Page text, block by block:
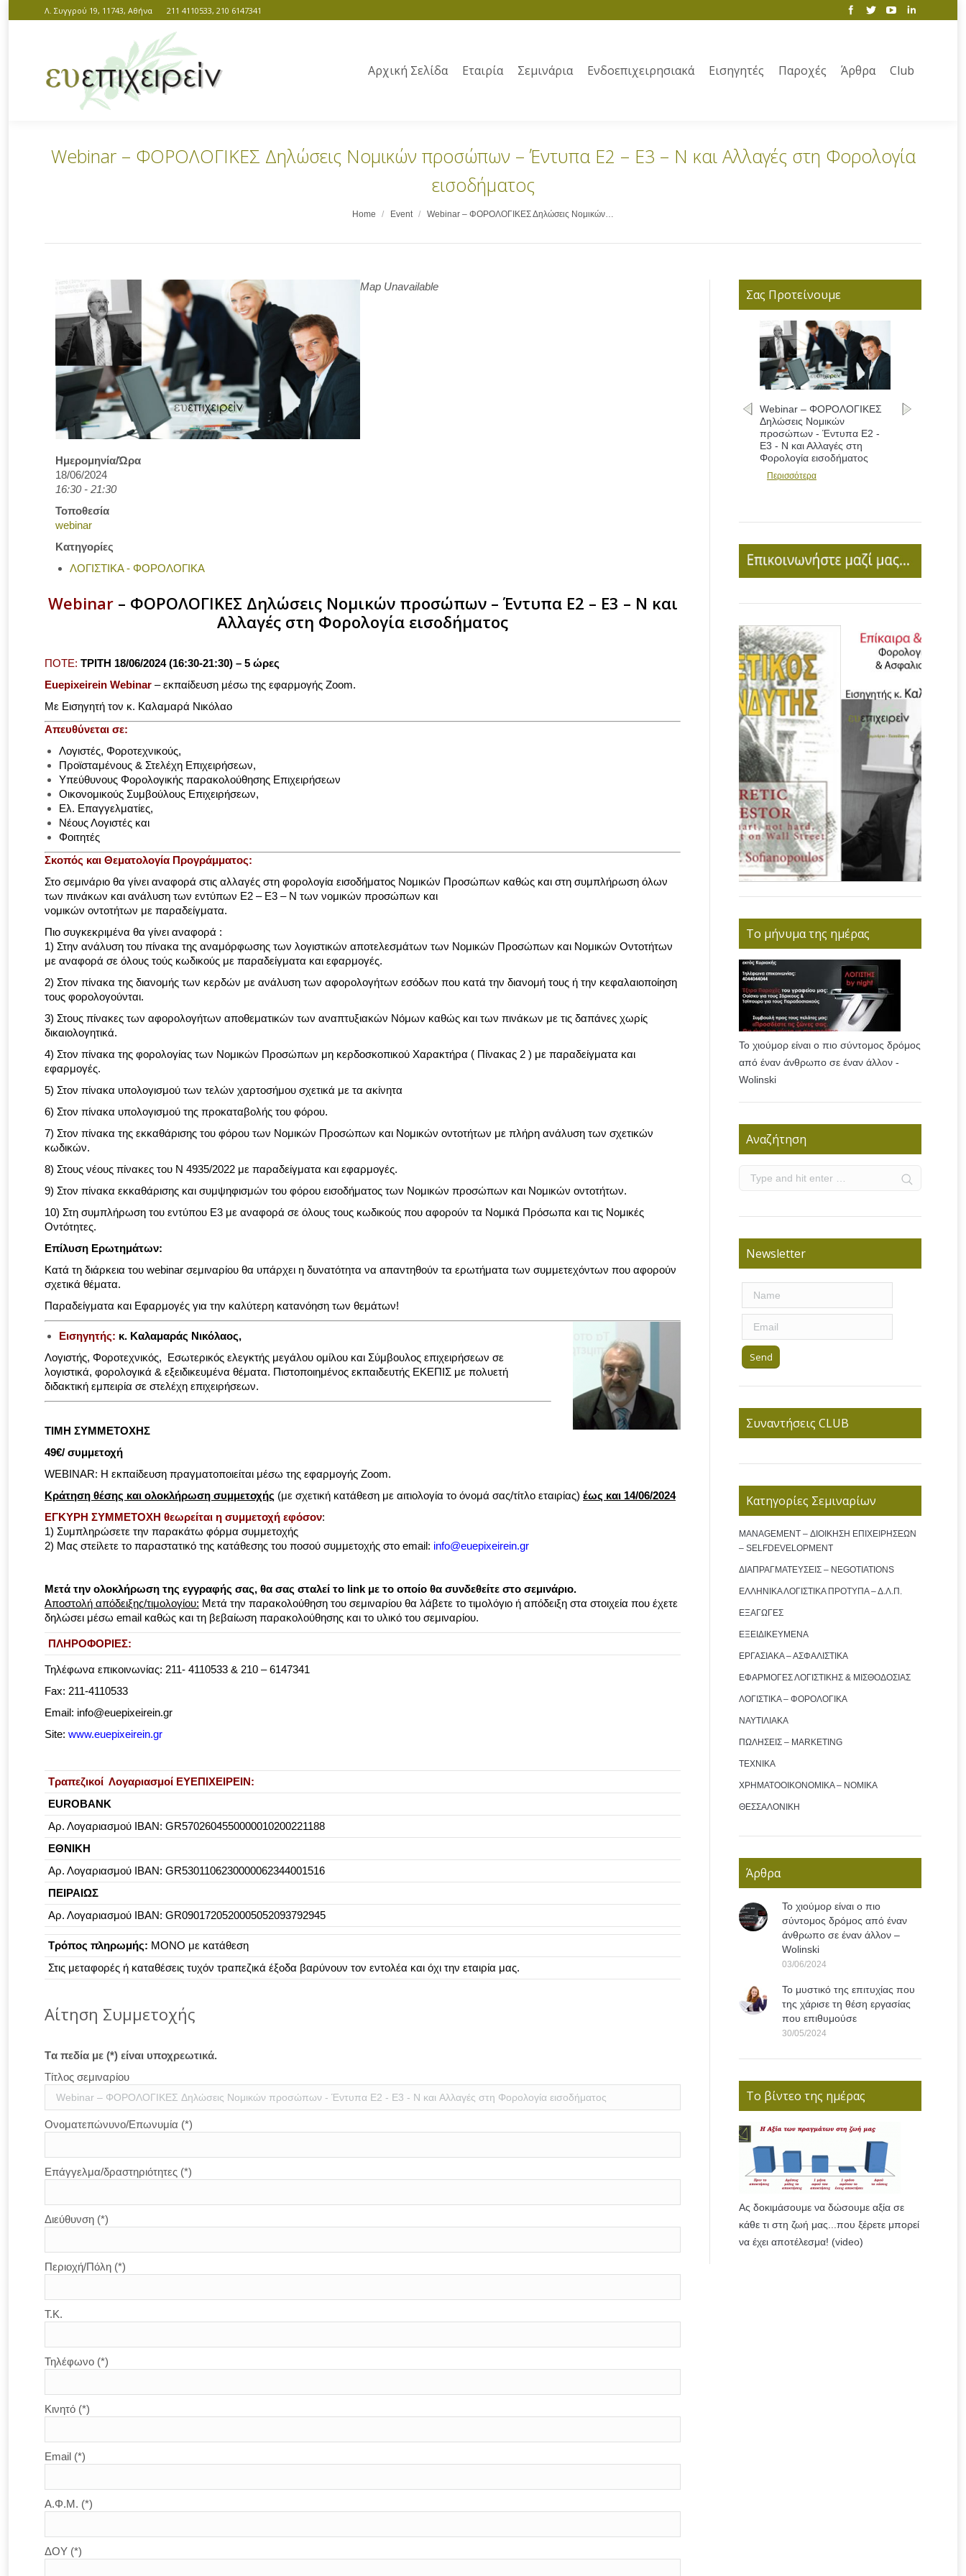
Λ. Συγγρού 19, 11743, Αθήνα 211 4110533, 210 6147341
Αρχική Σελίδα Εταιρία Σεμινάρια Ενδοεπιχειρησιακά Εισηγητές Παροχές Άρθρα Club
Webinar – ΦΟΡΟΛΟΓΙΚΕΣ Δηλώσεις Νομικών προσώπων – Έντυπα Ε2 – Ε3 – Ν και Αλλαγές στη Φορολογία
εισοδήματος
Home Event Webinar – ΦΟΡΟΛΟΓΙΚΕΣ Δηλώσεις Νομικών…
Map Unavailable
Ημερομηνία/Ώρα
18/06/2024
16:30 - 21:30
Τοποθεσία
webinar
Κατηγορίες
ΛΟΓΙΣΤΙΚΑ - ΦΟΡΟΛΟΓΙΚΑ
Webinar – ΦΟΡΟΛΟΓΙΚΕΣ Δηλώσεις Νομικών προσώπων – Έντυπα Ε2 – Ε3 – Ν και
Αλλαγές στη Φορολογία εισοδήματος
ΠΟΤΕ: ΤΡΙΤΗ 18/06/2024(16:30-21:30) – 5 ώρες
Euepixeirein Webinar – εκπαίδευση μέσω της εφαρμογής Zoom.
Με Εισηγητή τον κ. Καλαμαρά Νικόλαο
Απευθύνεται σε:
Λογιστές, Φοροτεχνικούς,
Προϊσταμένους & Στελέχη Επιχειρήσεων,
Υπεύθυνους Φορολογικής παρακολούθησης Επιχειρήσεων
Οικονομικούς Συμβούλους Επιχειρήσεων,
Ελ. Επαγγελματίες,
Νέους Λογιστές και
Φοιτητές
Σκοπός και Θεματολογία Προγράμματος:
Στο σεμινάριο θα γίνει αναφορά στις αλλαγές στη φορολογία εισοδήματος Νομικών Προσώπων καθώς και στη συμπλήρωση όλων
των πινάκων και ανάλυση των εντύπων Ε2 – Ε3 – Ν των νομικών προσώπων και
νομικών οντοτήτων με παραδείγματα.
Πιο συγκεκριμένα θα γίνει αναφορά :
1) Στην ανάλυση του πίνακα της αναμόρφωσης των λογιστικών αποτελεσμάτων των Νομικών Προσώπων και Νομικών Οντοτήτων
με αναφορά σε όλους τούς κωδικούς με παραδείγματα και εφαρμογές.
2) Στον πίνακα της διανομής των κερδών με ανάλυση των αφορολογήτων εσόδων που κατά την διανομή τους ή την κεφαλαιοποίηση
τους φορολογούνται.
3) Στους πίνακες των αφορολογήτων αποθεματικών των αναπτυξιακών Νόμων καθώς και των πινάκων με τις δαπάνες χωρίς
δικαιολογητικά.
4) Στον πίνακα της φορολογίας των Νομικών Προσώπων μη κερδοσκοπικού Χαρακτήρα ( Πίνακας 2 ) με παραδείγματα και
εφαρμογές.
5) Στον πίνακα υπολογισμού των τελών χαρτοσήμου σχετικά με τα ακίνητα
6) Στον πίνακα υπολογισμού της προκαταβολής του φόρου.
7) Στον πίνακα της εκκαθάρισης του φόρου των Νομικών Προσώπων και Νομικών οντοτήτων με πλήρη ανάλυση των σχετικών
κωδικών.
8) Στους νέους πίνακες του Ν 4935/2022 με παραδείγματα και εφαρμογές.
9) Στον πίνακα εκκαθάρισης και συμψηφισμών του φόρου εισοδήματος των Νομικών προσώπων και Νομικών οντοτήτων.
10) Στη συμπλήρωση του εντύπου Ε3 με αναφορά σε όλους τους κωδικούς που αφορούν τα Νομικά Πρόσωπα και τις Νομικές
Οντότητες.
Επίλυση Ερωτημάτων:
Κατά τη διάρκεια του webinar σεμιναρίου θα υπάρχει η δυνατότητα να απαντηθούν τα ερωτήματα των συμμετεχόντων που αφορούν
σχετικά θέματα.
Παραδείγματα και Εφαρμογές για την καλύτερη κατανόηση των θεμάτων!
Εισηγητής: κ. Καλαμαράς Νικόλαος,
Λογιστής, Φοροτεχνικός, Εσωτερικός ελεγκτής μεγάλου ομίλου και Σύμβουλος επιχειρήσεων σε
λογιστικά, φορολογικά & εξειδικευμένα θέματα. Πιστοποιημένος εκπαιδευτής ΕΚΕΠΙΣ με πολυετή
διδακτική εμπειρία σε στελέχη επιχειρήσεων.
ΤΙΜΗ ΣΥΜΜΕΤΟΧΗΣ
49€/ συμμετοχή
WEBINAR: Η εκπαίδευση πραγματοποιείται μέσω της εφαρμογής Zoom.
Kράτηση θέσης και ολοκλήρωση συμμετοχής (με σχετική κατάθεση με αιτιολογία το όνομά σας/τίτλο εταιρίας) έως και 14/06/2024
ΕΓΚΥΡΗ ΣΥΜΜΕΤΟΧΗ θεωρείται η συμμετοχή εφόσον:
1) Συμπληρώσετε την παρακάτω φόρμα συμμετοχής
2) Μας στείλετε το παραστατικό της κατάθεσης του ποσού συμμετοχής στο email: info@euepixeirein.gr
Μετά την ολοκλήρωση της εγγραφής σας, θα σας σταλεί το link με το οποίο θα συνδεθείτε στο σεμινάριο.
Αποστολή απόδειξης/τιμολογίου: Μετά την παρακολούθηση του σεμιναρίου θα λάβετε το τιμολόγιο ή απόδειξη στα στοιχεία που έχετε
δηλώσει μέσω email καθώς και τη βεβαίωση παρακολούθησης και το υλικό του σεμιναρίου.
ΠΛΗΡΟΦΟΡΙΕΣ:
Τηλέφωνα επικοινωνίας: 211- 4110533 & 210 – 6147341
Fax: 211-4110533
Email: info@euepixeirein.gr
Site: www.euepixeirein.gr
Τραπεζικοί Λογαριασμοί ΕΥΕΠΙΧΕΙΡΕΙΝ:
EUROBANK
Aρ. Λογαριασμού IBAN: GR5702604550000010200221188
ΕΘΝΙΚΗ
Aρ. Λογαριασμού ΙΒΑΝ: GR5301106230000062344001516
ΠΕΙΡΑΙΩΣ
Αρ. Λογαριασμού ΙΒΑΝ: GR0901720520005052093792945
Τρόπος πληρωμής: ΜΟΝΟ με κατάθεση
Στις μεταφορές ή καταθέσεις τυχόν τραπεζικά έξοδα βαρύνουν τον εντολέα και όχι την εταιρία μας.
Aίτηση Συμμετοχής
Tα πεδία με (*) είναι υποχρεωτικά.
Τίτλος σεμιναρίου
Ονοματεπώνυνο/Επωνυμία (*)
Επάγγελμα/δραστηριότητες (*)
Διεύθυνση (*)
Περιοχή/Πόλη (*)
Τ.Κ.
Τηλέφωνο (*)
Κινητό (*)
Email (*)
Α.Φ.Μ. (*)
ΔΟΥ (*)
Σας Προτείνουμε
Webinar – ΦΟΡΟΛΟΓΙΚΕΣ
Δηλώσεις Νομικών
προσώπων - Έντυπα Ε2 -
Ε3 - Ν και Αλλαγές στη
Φορολογία εισοδήματος
Περισσότερα
Το μήνυμα της ημέρας
Το χιούμορ είναι ο πιο σύντομος δρόμος
από έναν άνθρωπο σε έναν άλλον -
Wolinski
Αναζήτηση
Newsletter
Συναντήσεις CLUB
Κατηγορίες Σεμιναρίων
MANAGEMENT – ΔΙΟΙΚΗΣΗ ΕΠΙΧΕΙΡΗΣΕΩΝ
– SELFDEVELOPMENT
ΔΙΑΠΡΑΓΜΑΤΕΥΣΕΙΣ – NEGOTIATIONS
ΕΛΛΗΝΙΚΑ ΛΟΓΙΣΤΙΚΑ ΠΡΟΤΥΠΑ – Δ.Λ.Π.
ΕΞΑΓΩΓΕΣ
ΕΞΕΙΔΙΚΕΥΜΕΝΑ
ΕΡΓΑΣΙΑΚΑ – ΑΣΦΑΛΙΣΤΙΚΑ
ΕΦΑΡΜΟΓΕΣ ΛΟΓΙΣΤΙΚΗΣ & ΜΙΣΘΟΔΟΣΙΑΣ
ΛΟΓΙΣΤΙΚΑ – ΦΟΡΟΛΟΓΙΚΑ
ΝΑΥΤΙΛΙΑΚΑ
ΠΩΛΗΣΕΙΣ – MARKETING
ΤΕΧΝΙΚΑ
ΧΡΗΜΑΤΟΟΙΚΟΝΟΜΙΚΑ – ΝΟΜΙΚΑ
ΘΕΣΣΑΛΟΝΙΚΗ
Άρθρα
Το χιούμορ είναι ο πιο
σύντομος δρόμος από έναν
άνθρωπο σε έναν άλλον –
Wolinski
03/06/2024
Το μυστικό της επιτυχίας που
της χάρισε τη θέση εργασίας
που επιθυμούσε
30/05/2024
Το βίντεο της ημέρας
Ας δοκιμάσουμε να δώσουμε αξία σε
κάθε τι στη ζωή μας...που ξέρετε μπορεί
να έχει αποτέλεσμα! (video)